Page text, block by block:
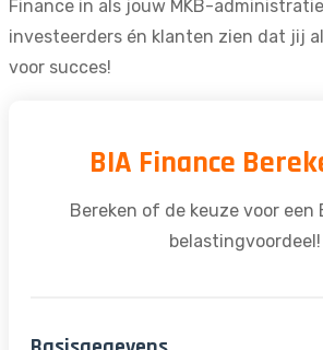
Finance in als jouw MKB-
investeerders én klanten zien dat jij
voor succes!
BIA Finance
Bereken of de keuze voor een
belastingvoordeel!